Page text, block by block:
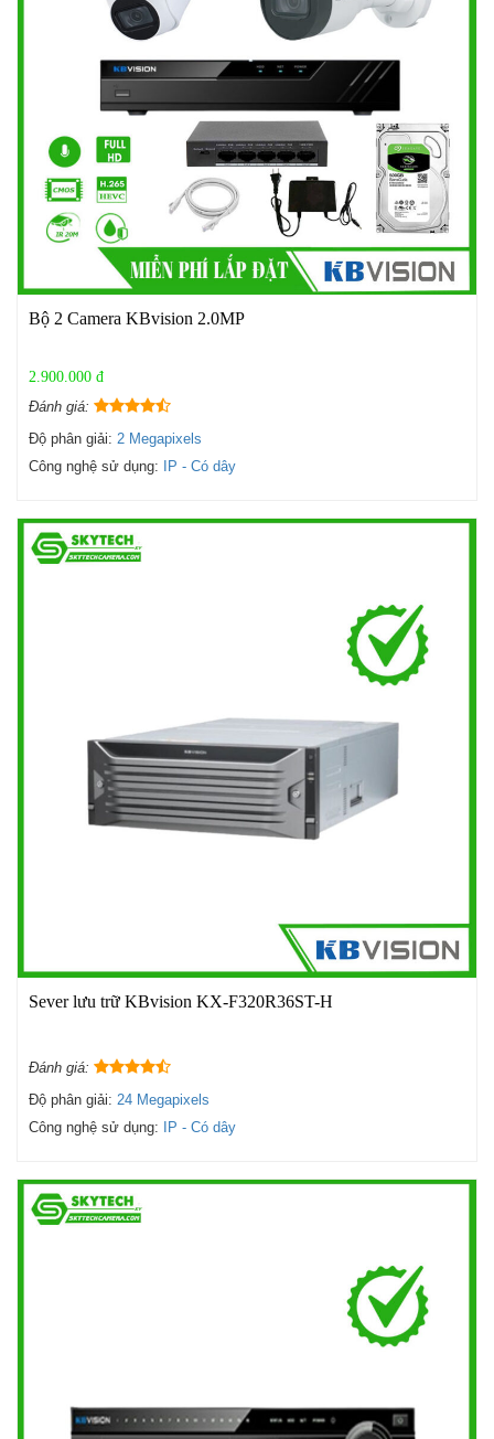
Bộ 2 Camera KBvision 2.0MP
2.900.000 đ
Đánh giá:
Độ phân giải: 2 Megapixels
Công nghệ sử dụng:
IP - Có dây
Sever lưu trữ KBvision KX-F320R36ST-H
Đánh giá:
Độ phân giải: 24 Megapixels
Công nghệ sử dụng: IP - Có dây